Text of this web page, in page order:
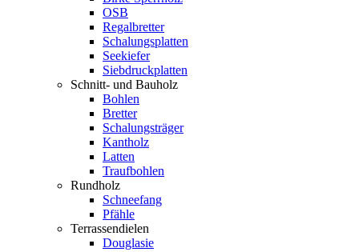
OSB
Regalbretter
Schalungsplatten
Seekiefer
Siebdruckplatten
Schnitt- und Bauholz
Bohlen
Bretter
Schalungsträger
Kantholz
Latten
Traufbohlen
Rundholz
Schneefang
Pfähle
Terrassendielen
Douglasie